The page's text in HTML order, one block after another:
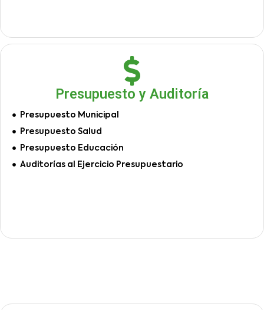
Presupuesto y Auditoría
Presupuesto Municipal
Presupuesto Salud
Presupuesto Educación
Auditorías al Ejercicio Presupuestario